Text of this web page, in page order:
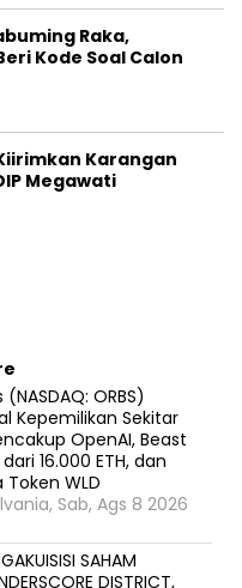
Raka,
Kode Soal Calon
Karangan
Megawati
ORBS)
Kepemilikan Sekitar
OpenAI, Beast
16.000 ETH, dan
WLD
Sab, Ags 8 2026
SAHAM
DISTRICT,